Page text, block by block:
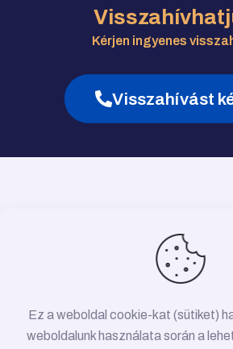
Kérjen ingyenes
Visszahívást
Ez a weboldal cookie-kat (sütiket)
weboldalunk használata során a